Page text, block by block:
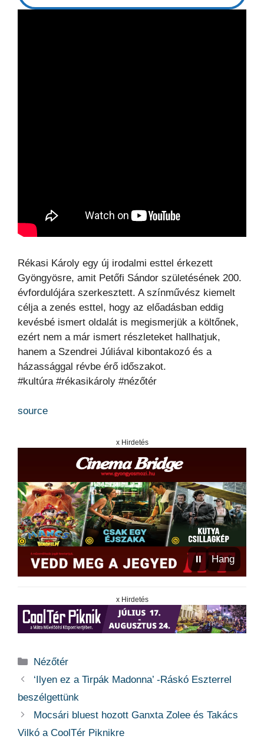
Rékasi Károly egy új irodalmi esttel érkezett
Gyöngyösre, amit Petőfi Sándor születésének 200.
évfordulójára szerkesztett. A színművész kiemelt
célja a zenés esttel, hogy az előadásban eddig
kevésbé ismert oldalát is megismerjük a költőnek,
ezért nem a már ismert részleteket hallhatjuk,
hanem a Szendrei Júliával kibontakozó és a
házassággal révbe érő időszakot.
#kultúra #rékasikároly #nézőtér
source
x Hirdetés
⏸ Hang
x Hirdetés
Kategória
Nézőtér
‘Ilyen ez a Tirpák Madonna’ -Ráskó Eszterrel
beszélgettünk
Mocsári bluest hozott Ganxta Zolee és Takács
Vilkó a CoolTér Piknikre